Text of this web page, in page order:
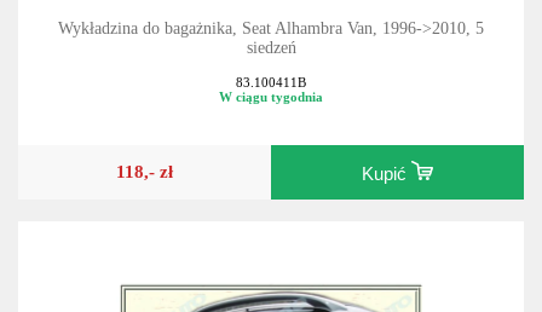
Wykładzina do bagażnika, Seat Alhambra Van, 1996->2010, 5
siedzeń
83.100411B
W ciągu tygodnia
118,- zł Kupić